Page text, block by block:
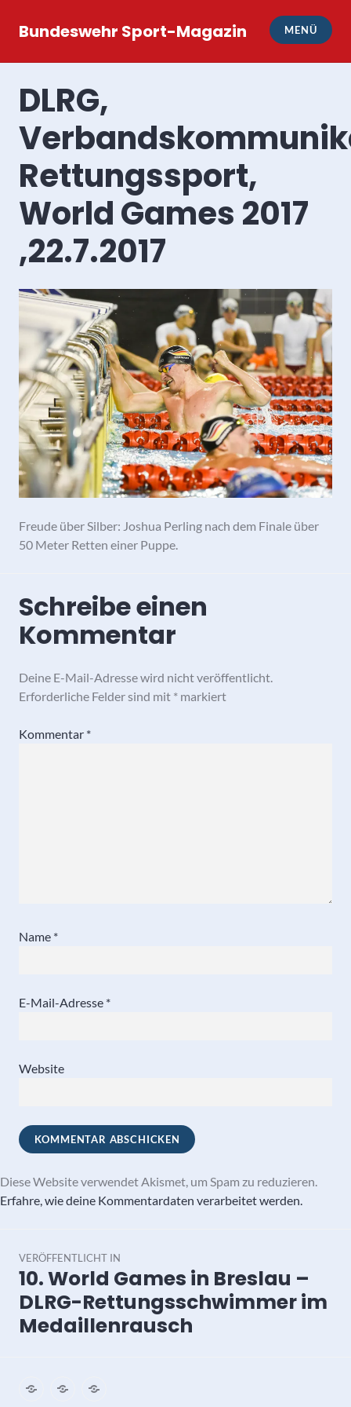
InhaltBundeswehr Sport-Magazin MENÜ
DLRG,
Rettungssport,
World Games 2017
,22.7.2017
Freude über Silber: Joshua Perling nach dem Finale über
50 Meter Retten einer Puppe.
Schreibe einen
Kommentar
Deine E-Mail-Adresse wird nicht veröffentlicht.
Erforderliche Felder sind mit * markiert
Kommentar *
Name *
E-Mail-Adresse *
Website
Diese Website verwendet Akismet, um Spam zu reduzieren.
Erfahre, wie deine Kommentardaten verarbeitet werden.
VERÖFFENTLICHT IN
10. World Games in Breslau –
DLRG-Rettungsschwimmer im
Medaillenrausch
ImpressumDatenschutz
Kontakt